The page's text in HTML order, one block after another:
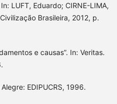
LUFT, Eduardo; CIRNE-LIMA,
Brasileira, 2012, p.
e causas”. In: Veritas.
Alegre: EDIPUCRS, 1996.